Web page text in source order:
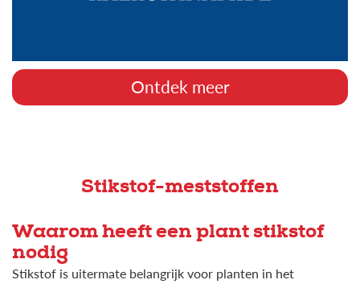
Ontdek meer
Stikstof-meststoffen
Waarom heeft een plant stikstof
nodig
Stikstof is uitermate belangrijk voor planten in het